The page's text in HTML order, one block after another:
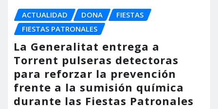
ACTUALIDAD DONA
FIESTAS
FIESTAS PATRONALES
La Generalitat entrega a
Torrent pulseras detectoras
para reforzar la prevención
frente a la sumisión química
durante las Fiestas Patronales